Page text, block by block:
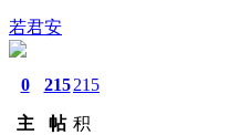
若君安
0
主
215
帖
215
积